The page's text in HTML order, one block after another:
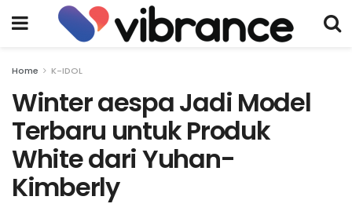
Home K-IDOL
Winter aespa Jadi Model
Terbaru untuk Produk
White dari Yuhan-
Kimberly